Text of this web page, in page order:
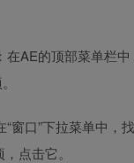
：在AE的顶部菜单栏
“窗口”下拉菜单中，
点击它。